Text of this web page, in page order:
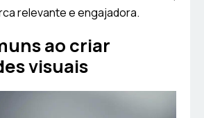
relevante e engajadora.
ao criar
visuais